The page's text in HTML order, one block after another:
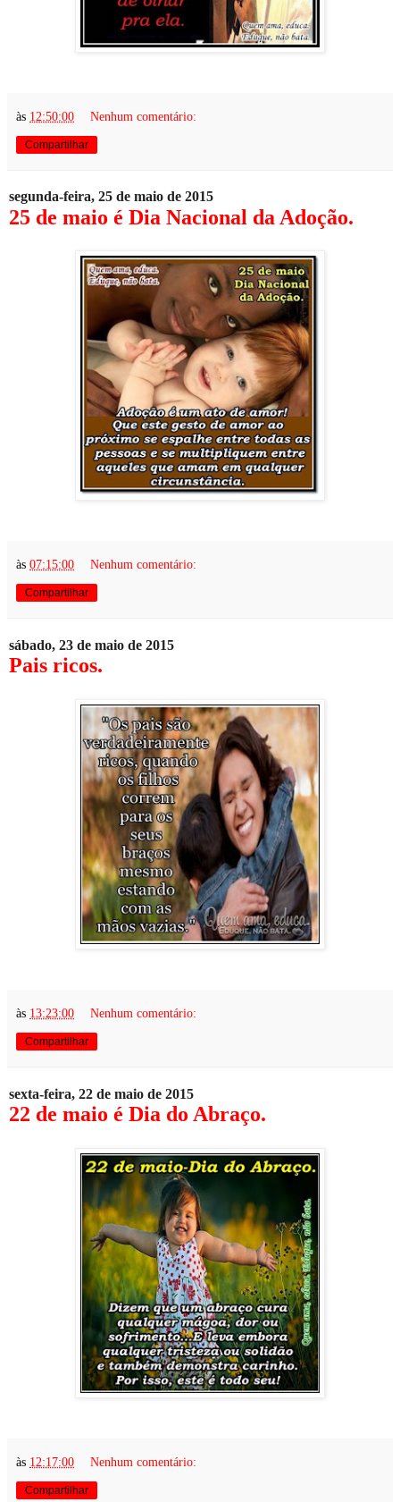
às 12:50:00 Nenhum comentário:
Compartilhar
segunda-feira, 25 de maio de 2015
25 de maio é Dia Nacional da Adoção.
às 07:15:00 Nenhum comentário:
Compartilhar
sábado, 23 de maio de 2015
Pais ricos.
às 13:23:00 Nenhum comentário:
Compartilhar
sexta-feira, 22 de maio de 2015
22 de maio é Dia do Abraço.
às 12:17:00 Nenhum comentário:
Compartilhar